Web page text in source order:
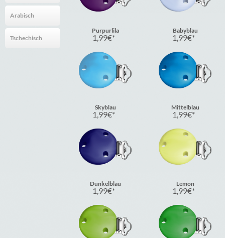
Arabisch
Tschechisch
Purpurlila
1,99€
Babyblau
1,99€
Skyblau
1,99€
Mittelblau
1,99€
Dunkelblau
1,99€
Lemon
1,99€